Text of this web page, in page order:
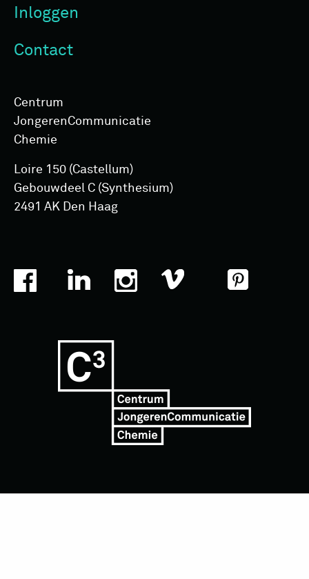
Inloggen
Contact
Centrum
Jongeren­Communicatie
Chemie
Loire 150 (Castellum)
Gebouwdeel C (Synthesium)
2491 AK Den Haag